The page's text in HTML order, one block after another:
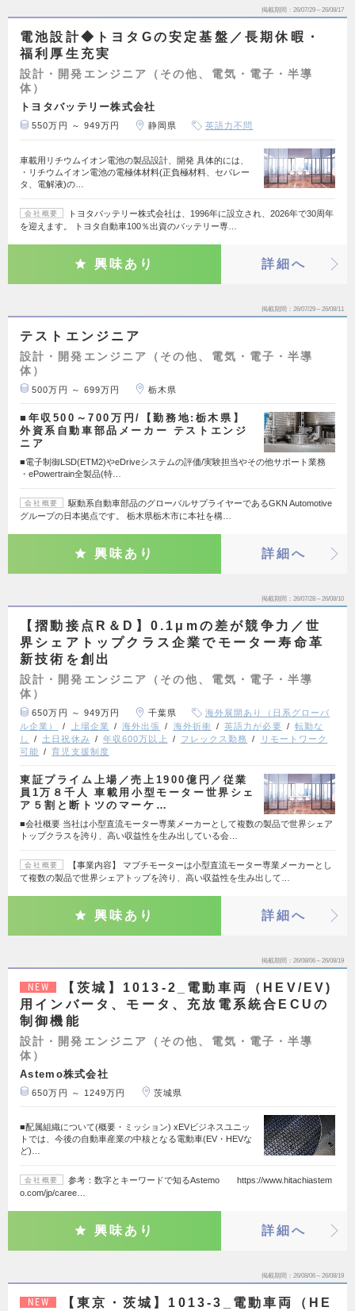
掲載期間 26/07/29～26/08/17
電池設計◆トヨタGの安定基盤／長期休暇・
福利厚生充実
設計・開発エンジニア（その他、電気・電子・半導
体）
トヨタバッテリー株式会社
550万円 ～ 949万円 静岡県 英語力不問
車載用リチウムイオン電池の製品設計、開発 具体的には、
・リチウムイオン電池の電極体材料(正負極材料、セパレー
タ、電解液)の…
会社概要
トヨタバッテリー株式会社は、1996年に設立され、2026年で30周年
を迎えます。 トヨタ自動車100％出資のバッテリー専…
興味あり 詳細へ
掲載期間 26/07/29～26/08/11
テストエンジニア
設計・開発エンジニア（その他、電気・電子・半導
体）
500万円 ～ 699万円 栃木県
■年収500～700万円/【勤務地:栃木県】
外資系自動車部品メーカー テストエンジ
ニア
■電子制御LSD(ETM2)やeDriveシステムの評価/実験担当やその他サポート業務
・ePowertrain全製品(特…
会社概要
駆動系自動車部品のグローバルサプライヤーであるGKN Automotive
グループの日本拠点です。 栃木県栃木市に本社を構…
興味あり 詳細へ
掲載期間 26/07/28～26/08/10
【摺動接点R＆D】0.1μmの差が競争力／世
界シェアトップクラス企業でモーター寿命革
新技術を創出
設計・開発エンジニア（その他、電気・電子・半導
体）
650万円 ～ 949万円 千葉県
海外展開あり（日系グローバ
ル企業）
上場企業 海外出張 海外折衝 英語力が必要
転勤な
し
土日祝休み 年収600万以上 フレックス勤務
リモートワーク
可能
育児支援制度
東証プライム上場／売上1900億円／従業
員1万８千人 車載用小型モーター世界シェ
ア５割と断トツのマーケ…
■会社概要 当社は小型直流モーター専業メーカーとして複数の製品で世界シェア
トップクラスを誇り、高い収益性を生み出している会…
会社概要
【事業内容】 マブチモーターは小型直流モーター専業メーカーとし
て複数の製品で世界シェアトップを誇り、高い収益性を生み出して…
興味あり 詳細へ
掲載期間 26/08/06～26/08/19
NEW
【茨城】1013-2_電動車両（HEV/EV)
用インバータ、モータ、充放電系統合ECUの
制御機能
設計・開発エンジニア（その他、電気・電子・半導
体）
Astemo株式会社
650万円 ～ 1249万円 茨城県
■配属組織について(概要・ミッション) xEVビジネスユニッ
トでは、今後の自動車産業の中核となる電動車(EV・HEVな
ど)…
会社概要
参考：数字とキーワードで知るAstemo https://www.hitachiastem
o.com/jp/caree…
興味あり 詳細へ
掲載期間 26/08/06～26/08/19
NEW
【東京・茨城】1013-3_電動車両（HE